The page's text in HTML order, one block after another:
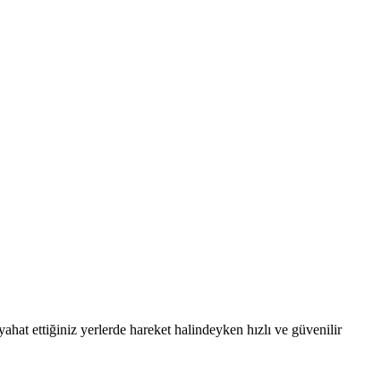
ettiğiniz yerlerde hareket halindeyken hızlı ve güvenilir